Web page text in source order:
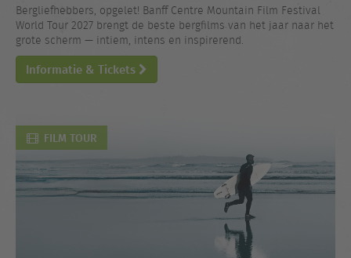
Bergliefhebbers, opgelet! Banff Centre Mountain Film Festival
World Tour 2027 brengt de beste bergfilms van het jaar naar het
grote scherm — intiem, intens en inspirerend.
Informatie & Tickets
FILM TOUR